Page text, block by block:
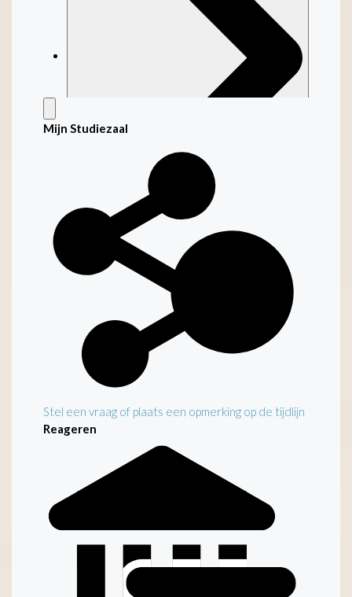
Kenmerken
Mijn Studiezaal
Stel een vraag of plaats een opmerking op de tijdlijn
Reageren